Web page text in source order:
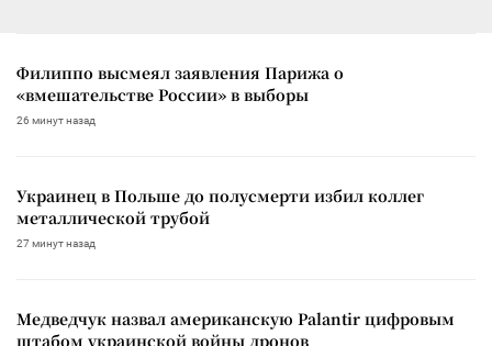
Филиппо высмеял заявления Парижа о
«вмешательстве России» в выборы
26 минут назад
Украинец в Польше до полусмерти избил коллег
металлической трубой
27 минут назад
Медведчук назвал американскую Palantir цифровым
штабом украинской войны дронов